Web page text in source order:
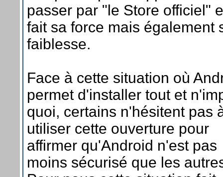
passer par "le Store officiel"
fait sa force mais également
faiblesse.
Face à cette situation où
permet d'installer tout et
quoi, certains n'hésitent pas
utiliser cette ouverture pour
affirmer qu'Android n'est pas
moins sécurisé que les